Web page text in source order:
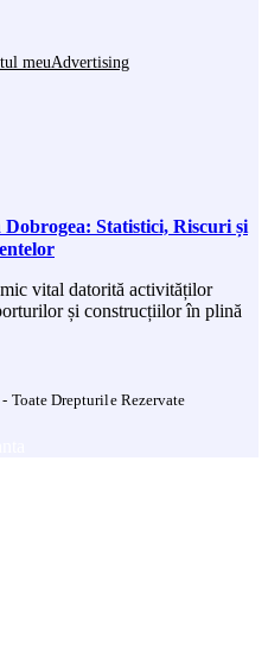
meuAdvertising
Statistici, Riscuri și
vital datorită activităților
și construcțiilor în plină
Toate Drepturile Rezervate